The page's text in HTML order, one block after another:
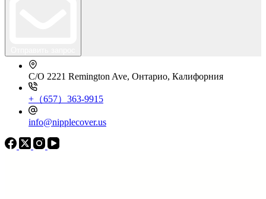
C/O 2221 Remington Ave, Онтарио, Калифорния
+（657）363-9915
info@nipplecover.us